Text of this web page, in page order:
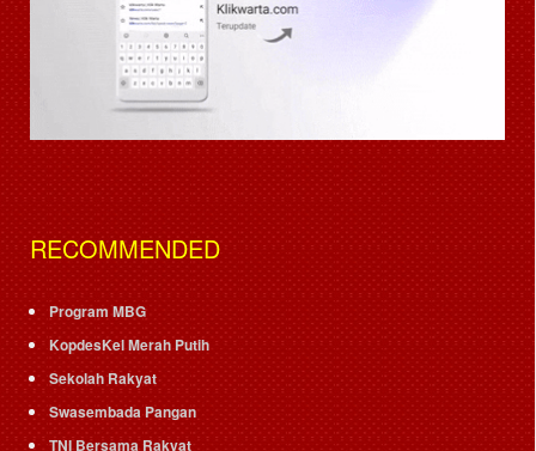
RECOMMENDED
Program MBG
KopdesKel Merah Putih
Sekolah Rakyat
Swasembada Pangan
TNI Bersama Rakyat